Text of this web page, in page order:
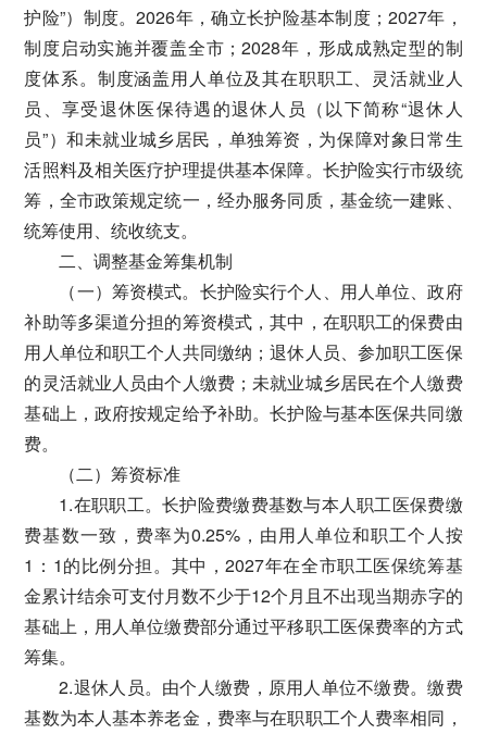
护险”）制度。2026年，确立长护险基本制度；2027年，
制度启动实施并覆盖全市；2028年，形成成熟定型的制
度体系。制度涵盖用人单位及其在职职工、灵活就业人
员、享受退休医保待遇的退休人员（以下简称“退休人
员”）和未就业城乡居民，单独筹资，为保障对象日常生
活照料及相关医疗护理提供基本保障。长护险实行市级统
筹，全市政策规定统一，经办服务同质，基金统一建账、
统筹使用、统收统支。
二、调整基金筹集机制
（一）筹资模式。长护险实行个人、用人单位、政府
补助等多渠道分担的筹资模式，其中，在职职工的保费由
用人单位和职工个人共同缴纳；退休人员、参加职工医保
的灵活就业人员由个人缴费；未就业城乡居民在个人缴费
基础上，政府按规定给予补助。长护险与基本医保共同缴
费。
（二）筹资标准
1.在职职工。长护险费缴费基数与本人职工医保费缴
费基数一致，费率为0.25%，由用人单位和职工个人按
1：1的比例分担。其中，2027年在全市职工医保统筹基
金累计结余可支付月数不少于12个月且不出现当期赤字的
基础上，用人单位缴费部分通过平移职工医保费率的方式
筹集。
2.退休人员。由个人缴费，原用人单位不缴费。缴费
基数为本人基本养老金，费率与在职职工个人费率相同，